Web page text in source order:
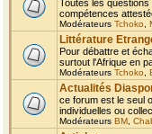
Toutes les
compétences
Modérateurs Tchoko
Littérature
Pour débattre et
surtout l'Afrique en
Modérateurs Tchoko
Actualités
ce forum est le seul
individuelles ou
Modérateurs BM